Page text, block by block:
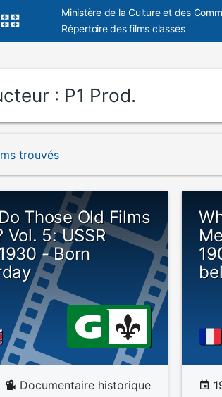
Ministère de la Culture et des
Répertoire des films classés
: P1 Prod.
trouvés
Those Old Films
Vol. 5: USSR
- Born
Documentaire historique